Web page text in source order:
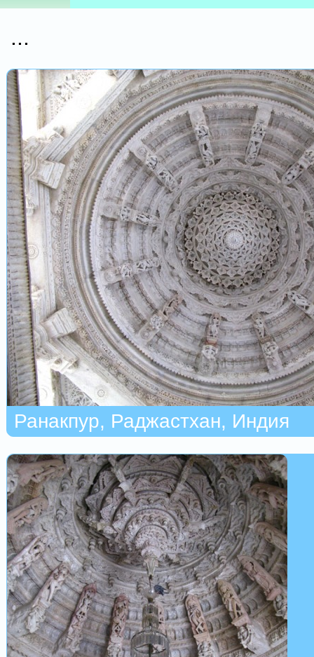
...
Ранакпур, Раджастхан, Индия